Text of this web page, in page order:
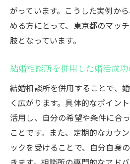
がっています。こうした実例か
める方にとって、東京都のマッ
肢となっています。
結婚相談所を併用した婚活成功
結婚相談所を併用することで、
く広がります。具体的なポイン
活用し、自分の希望や条件に合
ことです。また、定期的なカウ
ックを受けることで、自分自身